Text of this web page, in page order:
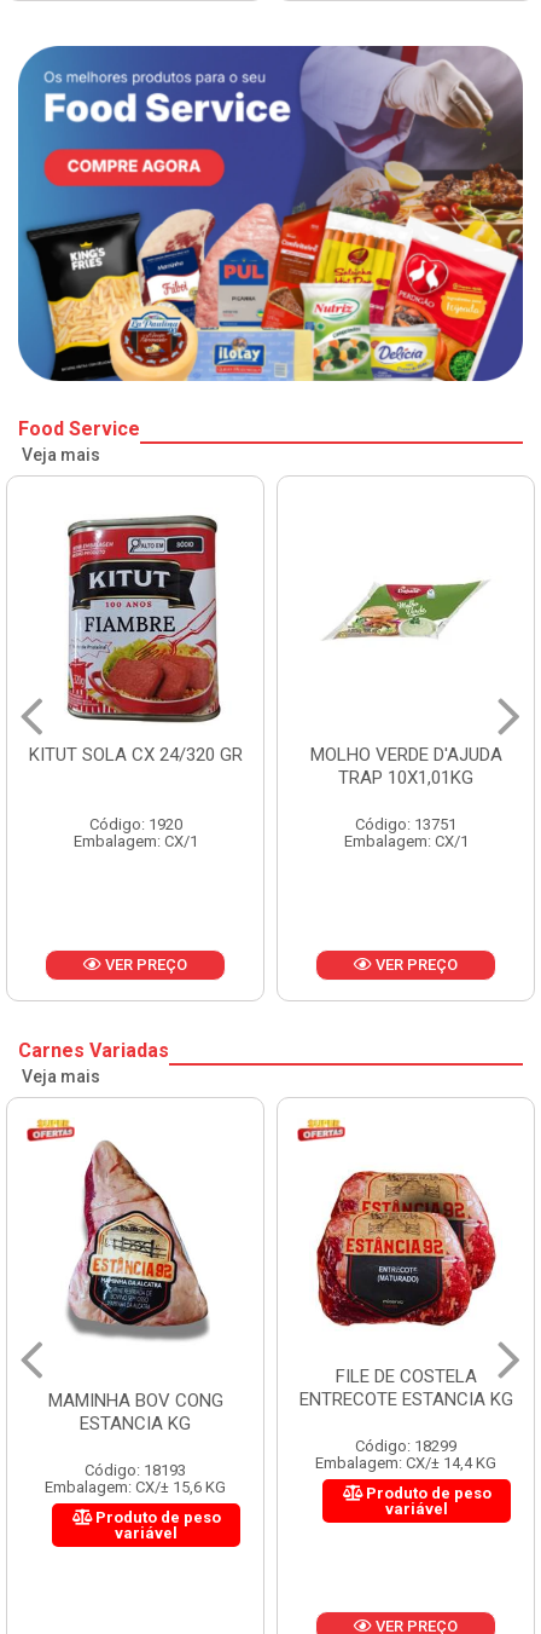
Food Service
Veja mais
KITUT SOLA CX 24/320 GR
Código: 1920
Embalagem: CX/1
VER PREÇO
MOLHO VERDE D'AJUDA
TRAP 10X1,01KG
Código: 13751
Embalagem: CX/1
VER PREÇO
Carnes Variadas
Veja mais
MAMINHA BOV CONG
ESTANCIA KG
Código: 18193
Embalagem: CX/± 15,6 KG
Produto de peso
variável
FILE DE COSTELA
ENTRECOTE ESTANCIA KG
Código: 18299
Embalagem: CX/± 14,4 KG
Produto de peso
variável
VER PREÇO